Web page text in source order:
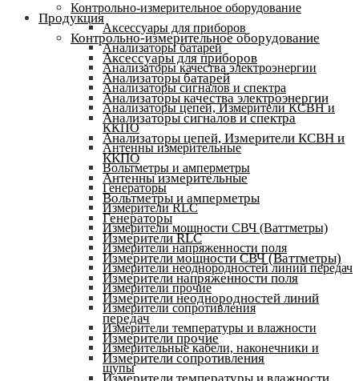
Контрольно-измерительное оборудование
Аксессуары для приборов
Анализаторы батарей
Анализаторы качества электроэнергии
Анализаторы сигналов и спектра
Анализаторы цепей, Измерители КСВН и
ККПО
Антенны измерительные
Вольтметры и амперметры
Генераторы
Измерители RLC
Измерители мощности СВЧ (Ваттметры)
Измерители напряженности поля
Измерители неоднородностей линий передач
Измерители прочие
Измерители сопротивления
Измерители температуры и влажности
Измерительные кабели, наконечники и
щупы
Продукция
Контрольно-измерительное оборудование
Аксессуары для приборов
Анализаторы батарей
Анализаторы качества электроэнергии
Анализаторы сигналов и спектра
Анализаторы цепей, Измерители КСВН и
ККПО
Антенны измерительные
Вольтметры и амперметры
Генераторы
Измерители RLC
Измерители мощности СВЧ (Ваттметры)
Измерители напряженности поля
Измерители неоднородностей линий
передач
Измерители прочие
Измерители сопротивления